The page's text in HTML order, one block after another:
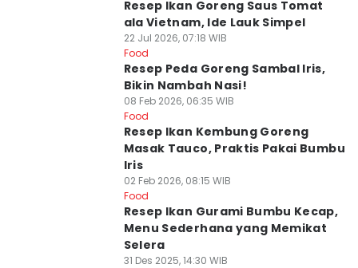
Resep Ikan Goreng Saus Tomat
ala Vietnam, Ide Lauk Simpel
22 Jul 2026, 07:18 WIB
Food
Resep Peda Goreng Sambal Iris,
Bikin Nambah Nasi!
08 Feb 2026, 06:35 WIB
Food
Resep Ikan Kembung Goreng
Masak Tauco, Praktis Pakai Bumbu
Iris
02 Feb 2026, 08:15 WIB
Food
Resep Ikan Gurami Bumbu Kecap,
Menu Sederhana yang Memikat
Selera
31 Des 2025, 14:30 WIB